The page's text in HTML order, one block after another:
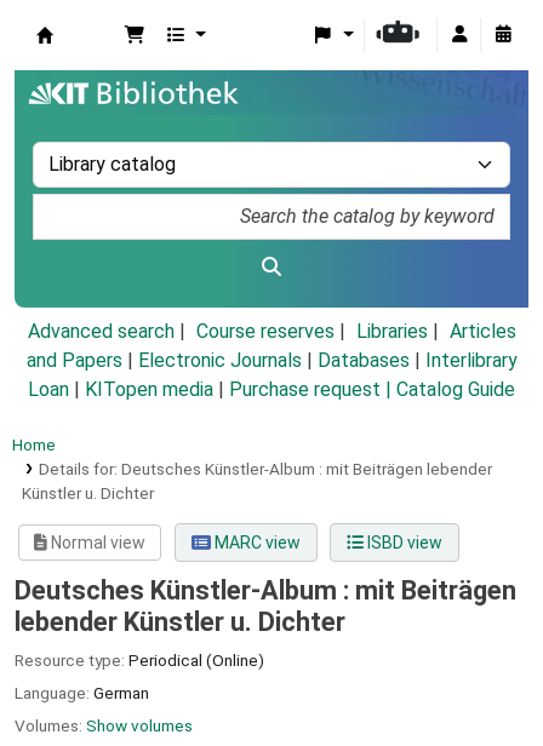
Advanced search Course reserves Libraries
Articles
and Papers
Electronic Journals Databases
Interlibrary
Loan
KITopen media Purchase request | Catalog Guide
Home
Details for: Deutsches Künstler-Album : mit Beiträgen lebender
Künstler u. Dichter
Normal view MARC view ISBD view
Deutsches Künstler-Album : mit Beiträgen
lebender Künstler u. Dichter
Resource type: Periodical (Online)
Language: German
Volumes: Show volumes